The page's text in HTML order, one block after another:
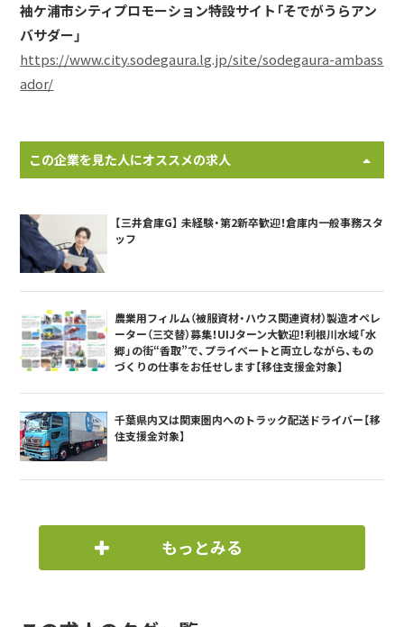
袖ケ浦市シティプロモーション特設サイト「そでがうらアン
バサダー」
https://www.city.sodegaura.lg.jp/site/sodegaura-ambass
ador/
この企業を見た人にオススメの求人
【三井倉庫G】 未経験・第2新卒歓迎！倉庫内一般事務スタ
ッフ
農業用フィルム（被服資材・ハウス関連資材）製造オペレ
ーター（三交替）募集！UIJターン大歓迎！利根川水域「水
郷」の街“香取”で、プライベートと両立しながら、もの
づくりの仕事をお任せします【移住支援金対象】
千葉県内又は関東圏内へのトラック配送ドライバー【移
住支援金対象】
もっとみる